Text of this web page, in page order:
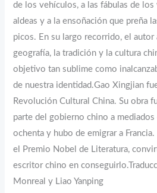
de los vehículos, a las fábulas de
aldeas y a la ensoñación que preña
picos. En su largo recorrido, el autor
geografía, la tradición y la cultura
objetivo tan sublime como
de nuestra identidad.Gao Xingjian
Revolución Cultural China. Su obra
parte del gobierno chino a mediados
ochenta y hubo de emigrar a
el Premio Nobel de Literatura,
escritor chino en
Monreal y Liao Yanping